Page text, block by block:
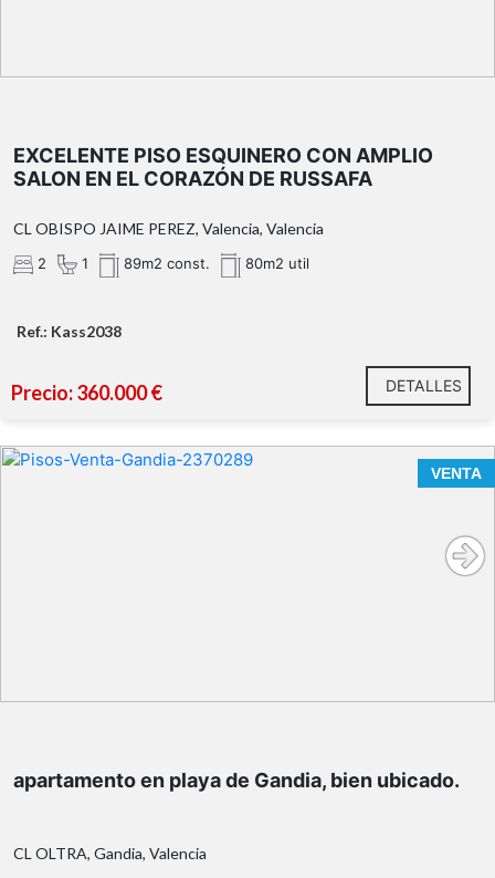
EXCELENTE PISO ESQUINERO CON AMPLIO
SALON EN EL CORAZÓN DE RUSSAFA
CL OBISPO JAIME PEREZ, Valencia, Valencia
2 1 89m2 const. 80m2 util
Ref.: Kass2038
Precio: 360.000 € DETALLES
VENTA
Espectacular apartamento de 3 dormitorios y dos
apartamento en playa de Gandia, bien ubicado.
CL OLTRA, Gandia, Valencia